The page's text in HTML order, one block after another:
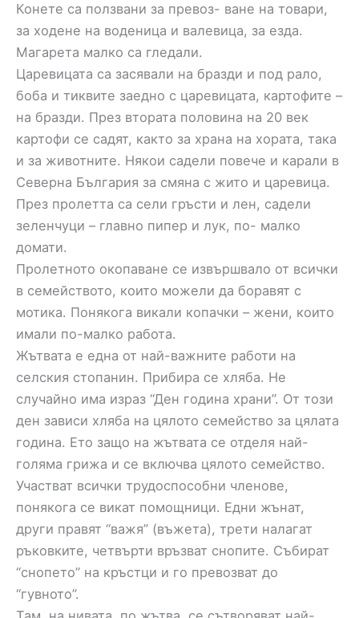
Конете са ползвани за превоз- ване на товари,
за ходене на воденица и валевица, за езда.
Магарета малко са гледали.
Царевицата са засявали на бразди и под рало,
боба и тиквите заедно с царевицата, картофите –
на бразди. През втората половина на 20 век
картофи се садят, както за храна на хората, така
и за животните. Някои садели повече и карали в
Северна България за смяна с жито и царевица.
През пролетта са сели гръсти и лен, садели
зеленчуци – главно пипер и лук, по- малко
домати.
Пролетното окопаване се извършвало от всички
в семейството, които можели да боравят с
мотика. Понякога викали копачки – жени, които
имали по-малко работа.
Жътвата е една от най-важните работи на
селския стопанин. Прибира се хляба. Не
случайно има израз “Ден година храни”. От този
ден зависи хляба на цялото семейство за цялата
година. Ето защо на жътвата се отделя най-
голяма грижа и се включва цялото семейство.
Участват всички трудоспособни членове,
понякога се викат помощници. Едни жънат,
други правят “важя” (въжета), трети налагат
ръковките, четвърти връзват снопите. Събират
“снопето” на кръстци и го превозват до
“гувното”.